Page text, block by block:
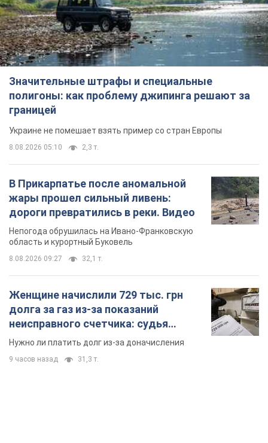
Значительные штрафы и специальные
полигоны: как проблему джипинга решают за
границей
Украине не помешает взять пример со стран Европы
8.08.2026 05:10 2,3 т.
В Прикарпатье после аномальной
жары прошел сильный ливень:
дороги превратились в реки. Видео
Непогода обрушилась на Ивано-Франковскую
область и курортный Буковель
8.08.2026 09:27 32,1 т.
Женщине начислили 729 тыс. грн
долга за газ из-за показаний
неисправного счетчика: судья
вынес неожиданное решение
Нужно ли платить долг из-за доначисления
9 часов назад 31,3 т.